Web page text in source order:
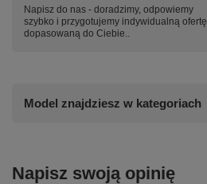
Napisz do nas - doradzimy, odpowiemy
szybko i przygotujemy indywidualną ofertę
dopasowaną do Ciebie..
Model znajdziesz w kategoriach
Napisz swoją opinię